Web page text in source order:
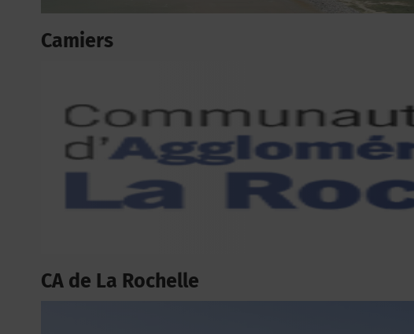
Camiers
CA de La Rochelle